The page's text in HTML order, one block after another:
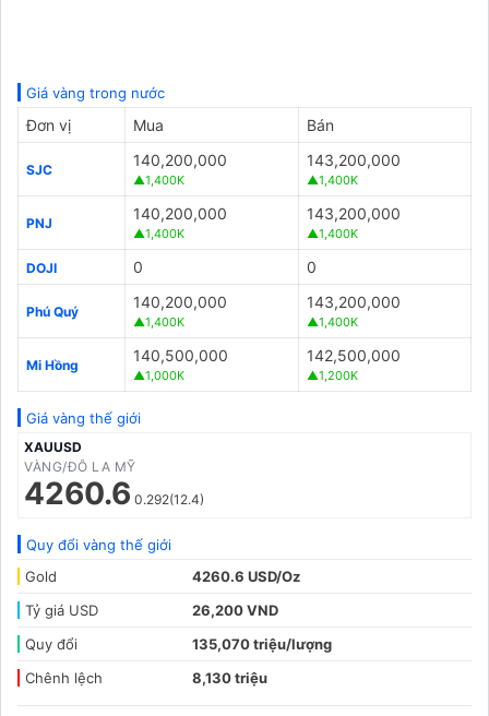
Giá vàng trong nước
Đơn vị Mua Bán
SJC
140,200,000
▲1,400K
143,200,000
▲1,400K
PNJ
140,200,000
▲1,400K
143,200,000
▲1,400K
DOJI 0 0
Phú Quý
140,200,000
▲1,400K
143,200,000
▲1,400K
Mi Hồng
140,500,000
▲1,000K
142,500,000
▲1,200K
Giá vàng thế giới
XAUUSD
VÀNG/ĐÔ LA MỸ
4260.6 0.292(12.4)
Quy đổi vàng thế giới
Gold
4260.6 USD/Oz
Tỷ giá USD
26,200 VND
Quy đổi
135,070 triệu/lượng
Chênh lệch
8,130 triệu